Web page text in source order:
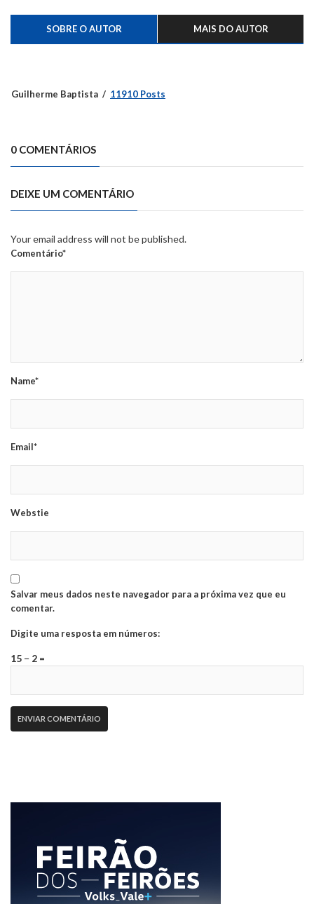
SOBRE O AUTOR MAIS DO AUTOR
Guilherme Baptista 11910 Posts
0 COMENTÁRIOS
DEIXE UM COMENTÁRIO
Your email address will not be published.
Comentário*
Name*
Email*
Webstie
Salvar meus dados neste navegador para a próxima vez que eu
comentar.
Digite uma resposta em números:
15 − 2 =